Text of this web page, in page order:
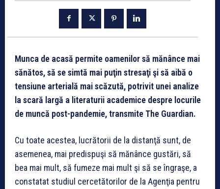
Munca de acasă permite oamenilor să mănânce mai
sănătos, să se simtă mai puţin stresaţi şi să aibă o
tensiune arterială mai scăzută, potrivit unei analize
la scară largă a literaturii academice despre locurile
de muncă post-pandemie, transmite The Guardian.
Cu toate acestea, lucrătorii de la distanţă sunt, de
asemenea, mai predispuşi să mănânce gustări, să
bea mai mult, să fumeze mai mult şi să se îngraşe, a
constatat studiul cercetătorilor de la Agenţia pentru